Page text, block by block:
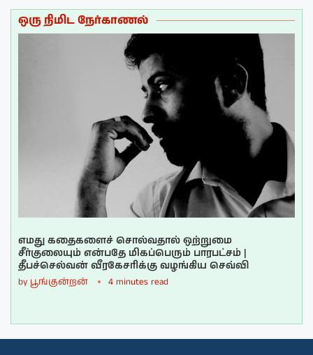
ஒரு நிமிட நேர்காணல்
எமது கதைகளைச் சொல்வதால் ஒற்றுமை
சீர்குலையும் என்பதே மிகப்பெரும் பாரபட்சம் |
தீபச்செல்வன் வீரகேசரிக்கு வழங்கிய செவ்வி
by பூங்குன்றன் 4 minutes read